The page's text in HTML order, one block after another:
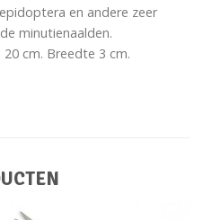
en andere zeer
minutienaalden.
cm. Breedte 3 cm.